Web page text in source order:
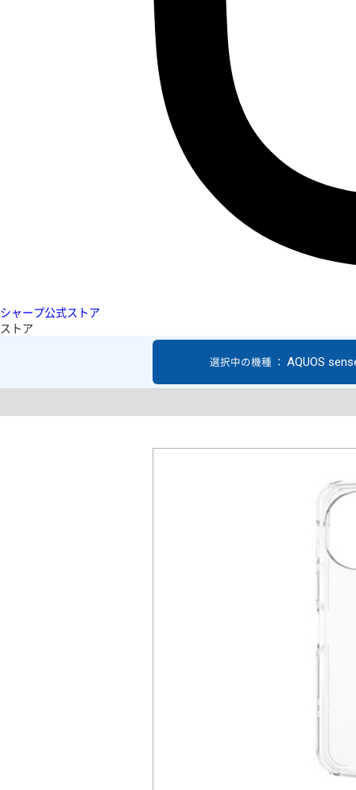
シャープ公式ストア
ストア
選択中の機種 ： AQUOS